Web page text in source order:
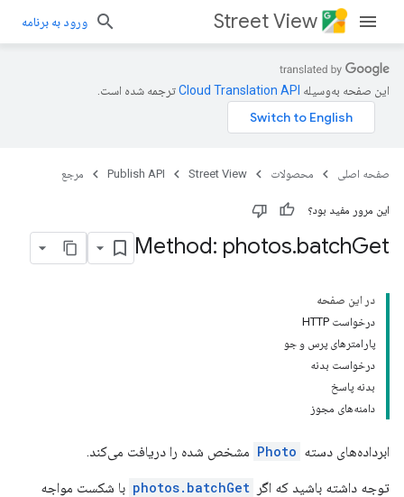
Street View ورود به برنامه
این صفحه به‌وسیله ترجمه شده است.
صفحه اصلی محصولات Street View
Publish API مرجع
این مرور مفید بود؟
Method: photos.batchGet
در این صفحه
درخواست HTTP
پارامترهای پرس و جو
درخواست بدنه
بدنه پاسخ
دامنه‌های مجوز
ابرداده‌های دسته Photo مشخص شده را دریافت می‌کند.
توجه داشته باشید که اگر photos.batchGet با شکست مواجه